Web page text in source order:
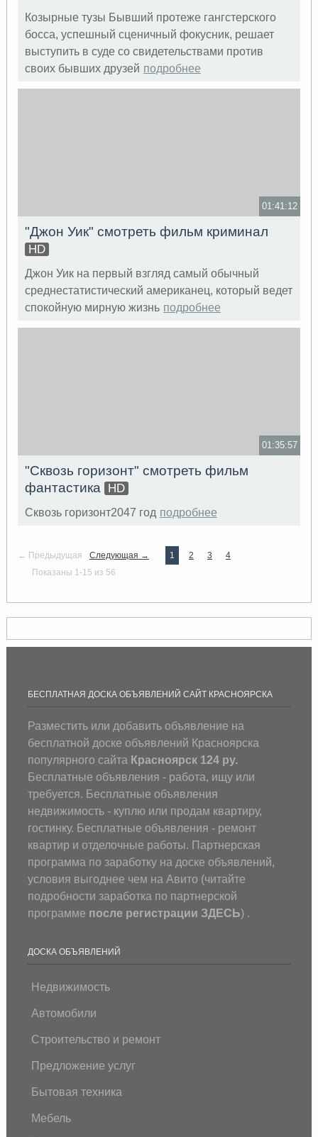
Козырные тузы Бывший протеже гангстерского
босса, успешный сценичный фокусник, решает
выступить в суде со свидетельствами против
своих бывших друзей подробнее
01:41:12
"Джон Уик" смотреть фильм криминал
HD
Джон Уик на первый взгляд самый обычный
среднестатистический американец, который ведет
спокойную мирную жизнь подробнее
01:35:57
"Сквозь горизонт" смотреть фильм
фантастика
HD
Сквозь горизонт2047 год подробнее
← Предыдущая Следующая → 1 2 3
4
Показаны 1-15 из 56
БЕСПЛАТНАЯ ДОСКА ОБЪЯВЛЕНИЙ САЙТ КРАСНОЯРСКА
Разместить или добавить объявление на
бесплатной доске объявлений Красноярска
популярного сайта Красноярск 124 ру.
Бесплатные объявления - работа, ищу или
требуется. Бесплатные объявления
недвижимость - куплю или продам квартиру,
гостинку. Бесплатные объявления - ремонт
квартир и отделочные работы. Партнерская
программа по заработку на доске объявлений,
условия выгоднее чем на Авито (читайте
подробности заработка по партнерской
программе после регистрации ЗДЕСЬ) .
ДОСКА ОБЪЯВЛЕНИЙ
Недвижимость
Автомобили
Строительство и ремонт
Предложение услуг
Бытовая техника
Мебель